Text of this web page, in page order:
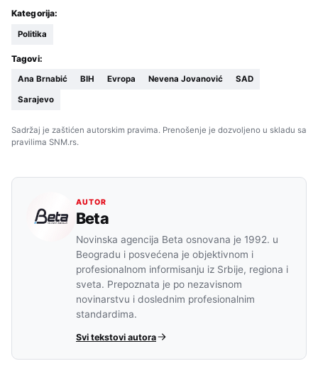
Kategorija:
Politika
Tagovi:
Ana Brnabić BIH Evropa Nevena Jovanović SAD
Sarajevo
Sadržaj je zaštićen autorskim pravima. Prenošenje je dozvoljeno u skladu sa
pravilima SNM.rs.
AUTOR
Beta
Novinska agencija Beta osnovana je 1992. u
Beogradu i posvećena je objektivnom i
profesionalnom informisanju iz Srbije, regiona i
sveta. Prepoznata je po nezavisnom
novinarstvu i doslednim profesionalnim
standardima.
Svi tekstovi autora